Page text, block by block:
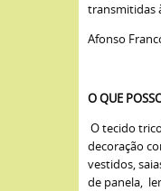
transmitidas
Afonso
O QUE
O tecido
decoração
vestidos,
de panela,